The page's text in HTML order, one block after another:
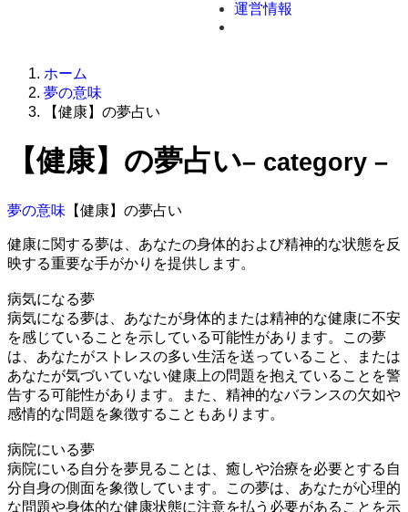
運営情報
ホーム
夢の意味
【健康】の夢占い
【健康】の夢占い– category –
夢の意味 【健康】の夢占い
健康に関する夢は、あなたの身体的および精神的な状態を反
映する重要な手がかりを提供します。
病気になる夢
病気になる夢は、あなたが身体的または精神的な健康に不安
を感じていることを示している可能性があります。この夢
は、あなたがストレスの多い生活を送っていること、または
あなたが気づいていない健康上の問題を抱えていることを警
告する可能性があります。また、精神的なバランスの欠如や
感情的な問題を象徴することもあります。
病院にいる夢
病院にいる​​自分を夢見ることは、癒しや治療を必要とする自
分自身の側面を象徴しています。この夢は、あなたが心理的
な問題や身体的な健康状態に注意を払う必要があることを示